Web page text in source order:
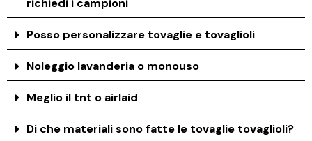
richiedi i campioni
Posso personalizzare tovaglie e tovaglioli
Noleggio lavanderia o monouso
Meglio il tnt o airlaid
Di che materiali sono fatte le tovaglie tovaglioli?